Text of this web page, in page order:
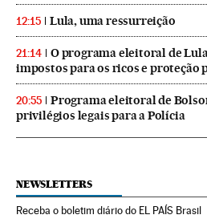
12:15 Lula, uma ressurreição
21:14
O programa eleitoral de
impostos para os ricos e proteção
20:55
Programa eleitoral de
privilégios legais para a Polícia
NEWSLETTERS
Receba o boletim diário do EL PAÍS Brasil